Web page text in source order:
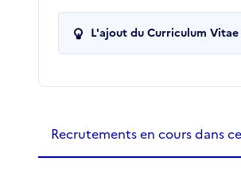
L'ajout du Curriculum
Recrutements de la
Recrutements en cours dans